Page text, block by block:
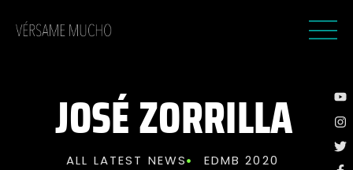
JOSÉ ZORRILLA
ALL LATEST NEWS EDMB 2020